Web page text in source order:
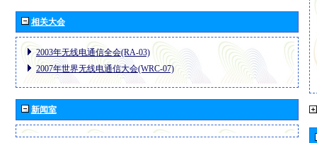
相关大会
2003年无线电通信全会(RA-03)
2007年世界无线电通信大会(WRC-07)
新闻室